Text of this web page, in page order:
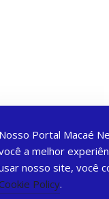
Nosso Portal Macaé
a melhor
nosso site, você
Policy.